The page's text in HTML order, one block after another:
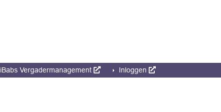
iBabs Vergadermanagement Inloggen